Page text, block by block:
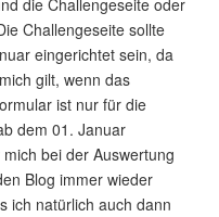
die Challengeseite oder
Challengeseite sollte
eingerichtet sein, da
gilt, wenn das
ist nur für die
dem 01. Januar
bei der Auswertung
Blog immer wieder
ich natürlich auch dann